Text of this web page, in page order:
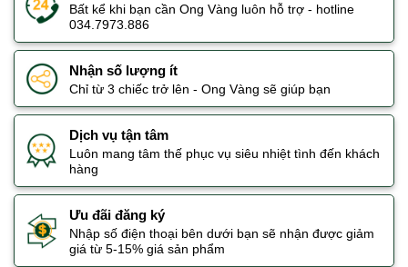
Bất kể khi bạn cần Ong Vàng luôn hỗ trợ - hotline
034.7973.886
Nhận số lượng ít
Chỉ từ 3 chiếc trở lên - Ong Vàng sẽ giúp bạn
Dịch vụ tận tâm
Luôn mang tâm thế phục vụ siêu nhiệt tình đến khách
hàng
Ưu đãi đăng ký
Nhập số điện thoại bên dưới bạn sẽ nhận được giảm
giá từ 5-15% giá sản phẩm